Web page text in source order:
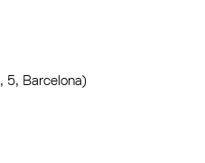
5, Barcelona)